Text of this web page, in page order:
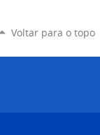
Voltar para o topo